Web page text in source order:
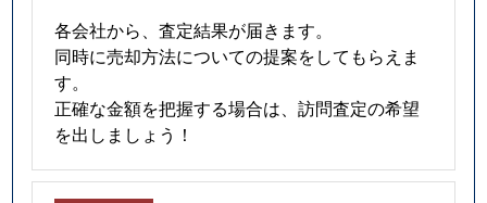
国分町
小松島
500万円
東照宮
小松島
1,800万円
東照宮
米ケ袋
2,100万円
五橋
各会社から、査定結果が届きます。
同時に売却方法についての提案をしてもらえま
す。
正確な金額を把握する場合は、訪問査定の希望
を出しましょう！